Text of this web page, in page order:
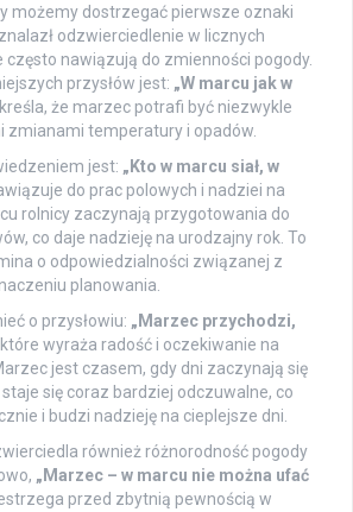
możemy dostrzegać pierwsze oznaki
odzwierciedlenie w licznych
często nawiązują do zmienności pogody.
przysłów jest: „W marcu jak w
że marzec potrafi być niezwykle
zmianami temperatury i opadów.
jest: „Kto w marcu siał, w
do prac polowych i nadziei na
rolnicy zaczynają przygotowania do
co daje nadzieję na urodzajny rok. To
o odpowiedzialności związanej z
planowania.
o przysłowiu: „Marzec przychodzi,
które wyraża radość i oczekiwanie na
jest czasem, gdy dni zaczynają się
staje się coraz bardziej odczuwalne, co
i budzi nadzieję na cieplejsze dni.
również różnorodność pogody
„Marzec – w marcu nie można ufać
przed zbytnią pewnością w